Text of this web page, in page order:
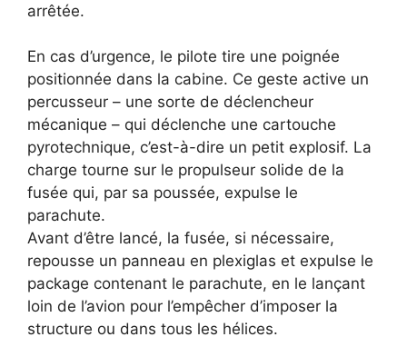
arrêtée.
En cas d’urgence, le pilote tire une poignée
positionnée dans la cabine. Ce geste active un
percusseur – une sorte de déclencheur
mécanique – qui déclenche une cartouche
pyrotechnique, c’est-à-dire un petit explosif. La
charge tourne sur le propulseur solide de la
fusée qui, par sa poussée, expulse le
parachute.
Avant d’être lancé, la fusée, si nécessaire,
repousse un panneau en plexiglas et expulse le
package contenant le parachute, en le lançant
loin de l’avion pour l’empêcher d’imposer la
structure ou dans tous les hélices.